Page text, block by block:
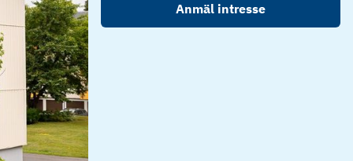
Anmäl intresse